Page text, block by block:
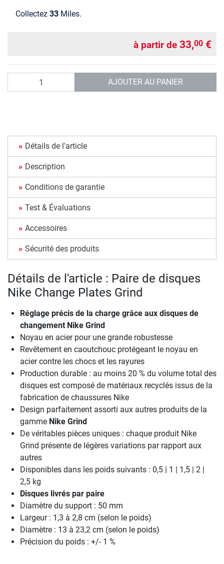
Collectez 33 Miles.
à partir de 33,00 €
AJOUTER AU PANIER
Détails de l'article
Description
Conditions de garantie
Test & Évaluations
Accessoires
Sécurité des produits
Détails de l'article : Paire de disques
Nike Change Plates Grind
Réglage précis de la charge grâce aux disques de
changement Nike Grind
Noyau en acier pour une grande robustesse
Revêtement en caoutchouc protégeant le noyau en
acier contre les chocs et les rayures
Production durable : au moins 20 % du volume total des
disques est composé de matériaux recyclés issus de la
fabrication de chaussures Nike
Design parfaitement assorti aux autres produits de la
gamme Nike Grind
De véritables pièces uniques : chaque produit Nike
Grind présente de légères variations par rapport aux
autres
Disponibles dans les poids suivants : 0,5 | 1 | 1,5 | 2 |
2,5 kg
Disques livrés par paire
Diamètre du support : 50 mm
Largeur : 1,3 à 2,8 cm (selon le poids)
Diamètre : 13 à 23,2 cm (selon le poids)
Précision du poids : +/- 1 %